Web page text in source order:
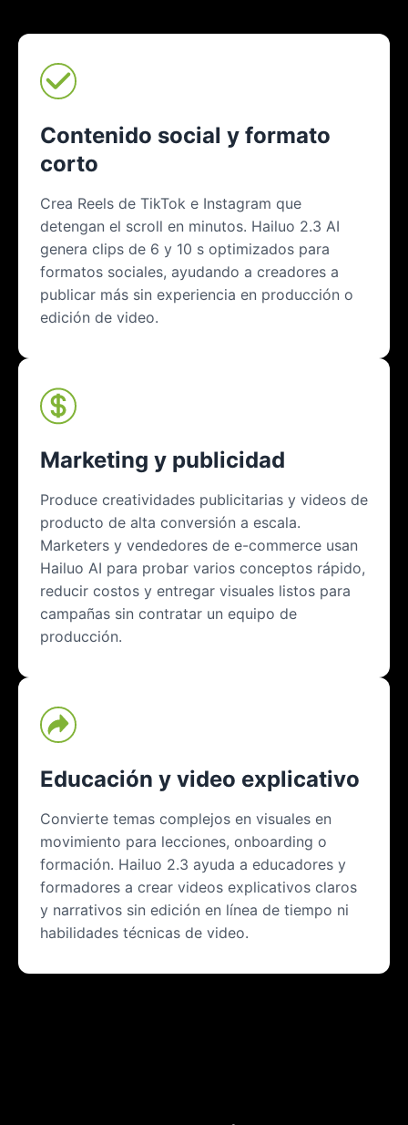
Contenido social y formato
corto
Crea Reels de TikTok e Instagram que
detengan el scroll en minutos. Hailuo 2.3 AI
genera clips de 6 y 10 s optimizados para
formatos sociales, ayudando a creadores a
publicar más sin experiencia en producción o
edición de video.
Marketing y publicidad
Produce creatividades publicitarias y videos de
producto de alta conversión a escala.
Marketers y vendedores de e-commerce usan
Hailuo AI para probar varios conceptos rápido,
reducir costos y entregar visuales listos para
campañas sin contratar un equipo de
producción.
Educación y video explicativo
Convierte temas complejos en visuales en
movimiento para lecciones, onboarding o
formación. Hailuo 2.3 ayuda a educadores y
formadores a crear videos explicativos claros
y narrativos sin edición en línea de tiempo ni
habilidades técnicas de video.